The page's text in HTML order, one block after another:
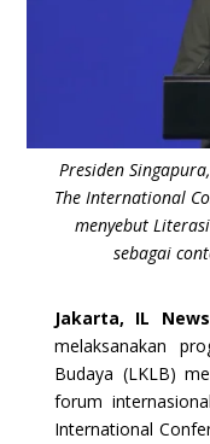
Presiden
The International
menyebut
sebagai
Jakarta, IL News
melaksanakan
Budaya (LKLB)
forum
International